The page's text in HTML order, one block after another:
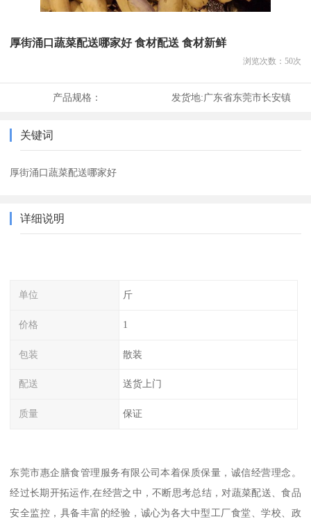
厚街涌口蔬菜配送哪家好 食材配送 食材新鲜
浏览次数： 50次
产品规格： 发货地:广东省东莞市长安镇
关键词
厚街涌口蔬菜配送哪家好
详细说明
单位 斤
价格 1
包装 散装
配送 送货上门
质量 保证
东莞市惠企膳食管理服务有限公司本着保质保量，诚信经营理念。
经过长期开拓运作,在经营之中，不断思考总结，对蔬菜配送、食品
安全监控，具备丰富的经验，诚心为各大中型工厂食堂、学校、政